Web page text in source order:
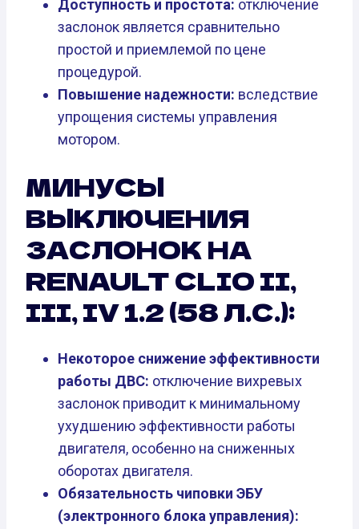
Доступность и простота: отключение
заслонок является сравнительно
простой и приемлемой по цене
процедурой.
Повышение надежности: вследствие
упрощения системы управления
мотором.
МИНУСЫ
ВЫКЛЮЧЕНИЯ
ЗАСЛОНОК НА
RENAULT CLIO II,
III, IV 1.2 (58 Л.С.):
Некоторое снижение эффективности
работы ДВС: отключение вихревых
заслонок приводит к минимальному
ухудшению эффективности работы
двигателя, особенно на сниженных
оборотах двигателя.
Обязательность чиповки ЭБУ
(электронного блока управления):